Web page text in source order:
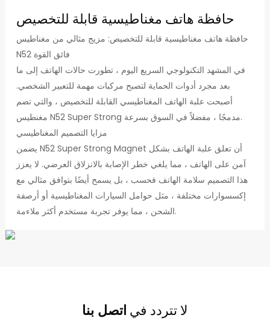
حافظة هاتف مغناطيسية قابلة للتخصيص
حافظة هاتف مغناطيسية قابلة للتخصيص: مزيج مثالي من مغناطيس
N52 فائق القوة
في المشهد التكنولوجي السريع اليوم ، تطورت حالات الهاتف إلى ما
بعد مجرد أدوات الحماية لتصبح مركبات مهمة للتعبير الشخصي.
أصبحت علبة الهاتف المغناطيسي القابلة للتخصيص ، والتي تضم
مغنطيس N52 Super Strong مدمجًا ، مفضلاً في السوق بسرعة.
مزايا التصميم المغناطيسي
يضمن N52 Super Strong Magnet أن تعلق علبة الهاتف بشكل
آمن على الهاتف ، مما يلغي خطر الإصابة بالانزلاق العرضي. لا يعزز
هذا التصميم سلامة الهاتف فحسب ، بل يسمح أيضًا بتوافق مثالي مع
إكسسوارات مختلفة ، مثل حوامل السيارات المغناطيسية أو أرصفة
الشحن ، مما يوفر تجربة مستخدم أكثر ملاءمة.
لا تتردد في اتصل بنا